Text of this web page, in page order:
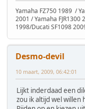
Yamaha FZ750 1989 /
2001 / Yamaha
1998/Ducati SF1098
Desmo-devil
10 maart, 2009, 06:42:01
Lijkt inderdaad een
zou ik altijd wel willen